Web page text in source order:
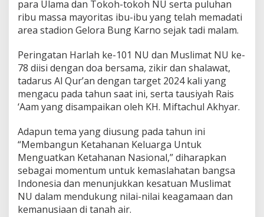
para Ulama dan Tokoh-tokoh NU serta puluhan
ribu massa mayoritas ibu-ibu yang telah memadati
area stadion Gelora Bung Karno sejak tadi malam.
Peringatan Harlah ke-101 NU dan Muslimat NU ke-
78 diisi dengan doa bersama, zikir dan shalawat,
tadarus Al Qur’an dengan target 2024 kali yang
mengacu pada tahun saat ini, serta tausiyah Rais
‘Aam yang disampaikan oleh KH. Miftachul Akhyar.
Adapun tema yang diusung pada tahun ini
“Membangun Ketahanan Keluarga Untuk
Menguatkan Ketahanan Nasional,” diharapkan
sebagai momentum untuk kemaslahatan bangsa
Indonesia dan menunjukkan kesatuan Muslimat
NU dalam mendukung nilai-nilai keagamaan dan
kemanusiaan di tanah air.